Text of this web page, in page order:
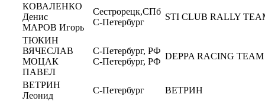
КОВАЛЕНКО
Денис
МАРОВ Игорь
Сестрорецк,СПб
С-Петербург
STI CLUB RALLY
ТЮКИН
ВЯЧЕСЛАВ
МОЦАК
ПАВЕЛ
С-Петербург, РФ
С-Петербург, РФ
DEPPA RACING TEAM
ВЕТРИН
Леонид
С-Петербург
ВЕТРИН